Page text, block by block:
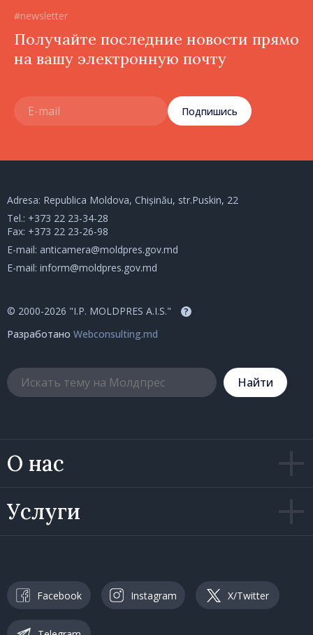
#newsletter
Получайте последние новости прямо
на вашу электронную почту
Подпишись
О нас
Услуги
Adresa: Republica Moldova, Chișinău, str.Puskin, 22
Tel.: +373 22 23-34-28
Fax: +373 22 23-26-98
E-mail: anticamera@moldpres.gov.md
E-mail: inform@moldpres.gov.md
© 2000-2026 "I.P. MOLDPRES A.I.S." ?
Разработано Webconsulting.md
Hайти
Facebook Instagram X/Twitter